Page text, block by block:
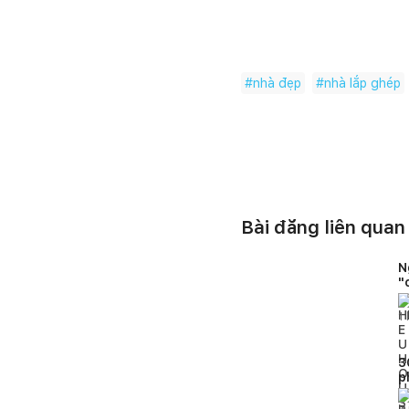
#nhà đẹp #nhà lắp ghép
Bài đăng liên quan
1